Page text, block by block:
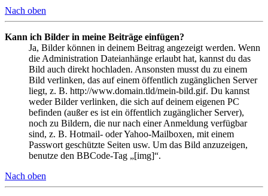
Nach oben
Kann ich Bilder in meine Beiträge einfügen?
Ja, Bilder können in deinem Beitrag angezeigt werden. Wenn
die Administration Dateianhänge erlaubt hat, kannst du das
Bild auch direkt hochladen. Ansonsten musst du zu einem
Bild verlinken, das auf einem öffentlich zugänglichen Server
liegt, z. B. http://www.domain.tld/mein-bild.gif. Du kannst
weder Bilder verlinken, die sich auf deinem eigenen PC
befinden (außer es ist ein öffentlich zugänglicher Server),
noch zu Bildern, die nur nach einer Anmeldung verfügbar
sind, z. B. Hotmail- oder Yahoo-Mailboxen, mit einem
Passwort geschützte Seiten usw. Um das Bild anzuzeigen,
benutze den BBCode-Tag „[img]“.
Nach oben